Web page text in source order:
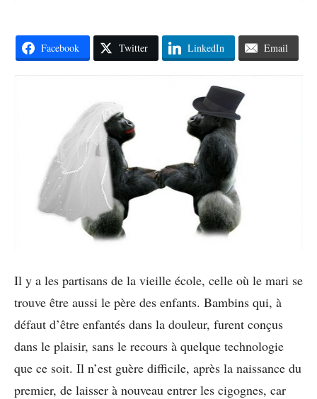
Facebook Twitter LinkedIn Email
Il y a les partisans de la vieille école, celle où le mari se
trouve être aussi le père des enfants. Bambins qui, à
défaut d’être enfantés dans la douleur, furent conçus
dans le plaisir, sans le recours à quelque technologie
que ce soit. Il n’est guère difficile, après la naissance du
premier, de laisser à nouveau entrer les cigognes, car